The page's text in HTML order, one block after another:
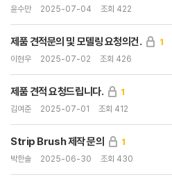
윤수만 2025-07-04 조회 422
제품 견적문의 및 모델링 요청의건. 1
이현우 2025-07-02 조회 426
제품 견적 요청드립니다. 1
김여준 2025-07-01 조회 412
Strip Brush 제작 문의 1
박한솔 2025-06-30 조회 430